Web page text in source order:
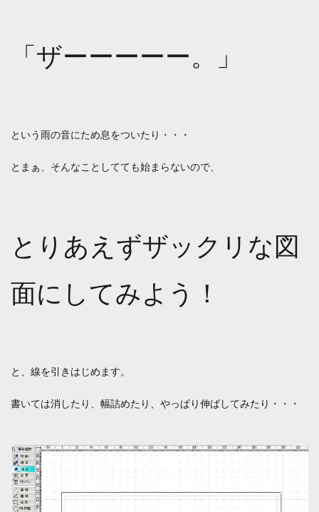
「ザーーーーー。」
という雨の音にため息をついたり・・・
とまぁ、そんなことしてても始まらないので、
とりあえずザックリな図
面にしてみよう！
と、線を引きはじめます。
書いては消したり、幅詰めたり、やっぱり伸ばしてみたり・・・